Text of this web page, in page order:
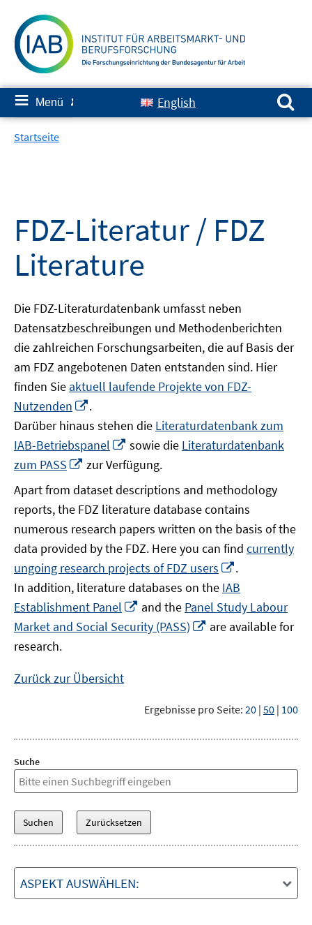
zum
Inhalt
≡ Menü ✘ English
Suchen nach:
Startseite
FDZ-Literatur / FDZ
Literature
Die FDZ-Literaturdatenbank umfasst neben
Datensatzbeschreibungen und Methodenberichten
die zahlreichen Forschungsarbeiten, die auf Basis der
am FDZ angebotenen Daten entstanden sind. Hier
finden Sie aktuell laufende Projekte von FDZ-
Nutzenden
neuem
Fenster
öffnen
.
Darüber hinaus stehen die Literaturdatenbank zum
IAB-Betriebspanel
In
neuem
Fenster
öffnen
sowie die Literaturdatenbank
zum PASS
In
Fenster
öffnen
zur Verfügung.
Apart from dataset descriptions and methodology
reports, the FDZ literature database contains
numerous research papers written on the basis of the
data provided by the FDZ. Here you can find currently
ungoing research projects of FDZ users
neuem
Fenster
öffnen
.
In addition, literature databases on the IAB
Establishment Panel
In
neuem
Fenster
and the Panel Study Labour
Market and Social Security (PASS)
In
are available for
research.
Zurück zur Übersicht
Ergebnisse pro Seite: 20 | 50 | 100
Suche
ASPEKT AUSWÄHLEN: